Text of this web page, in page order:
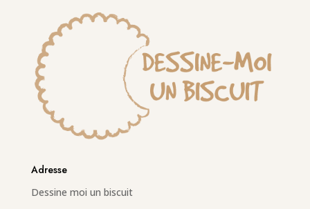
Adresse
Dessine moi un biscuit